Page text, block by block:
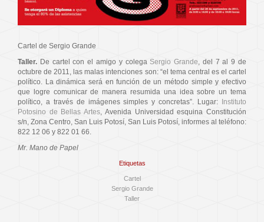
Cartel de Sergio Grande
Taller. De cartel con el amigo y colega Sergio Grande , del 7 al 9 de
octubre de 2011, las malas intenciones son: “el tema central es el cartel
político. La dinámica será en función de un método simple y efectivo
que logre comunicar de manera resumida una idea sobre un tema
político, a través de imágenes simples y concretas”. Lugar:
Instituto
Potosino de Bellas Artes , Avenida Universidad esquina Constitución
s/n, Zona Centro, San Luis Potosí, San Luis Potosí, informes al teléfono:
822 12 06 y 822 01 66.
Mr. Mano de Papel
Etiquetas
Cartel
Sergio Grande
Taller